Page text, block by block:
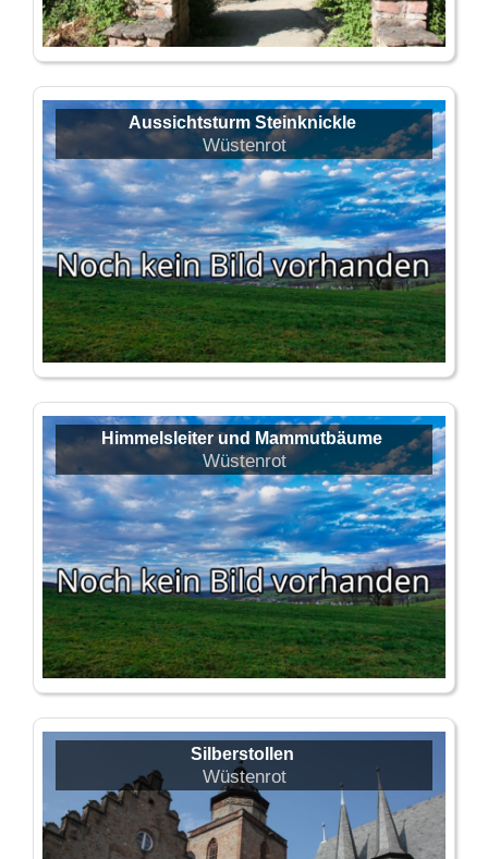
Aussichtsturm Steinknickle
Wüstenrot
Himmelsleiter und Mammutbäume
Wüstenrot
Silberstollen
Wüstenrot